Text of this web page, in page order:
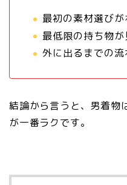
最初の素材選びが
最低限の持ち物が
外に出るまでの
結論から言うと、男着物
が一番ラクです。